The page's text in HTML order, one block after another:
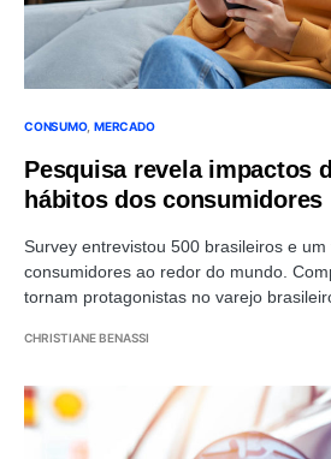
CONSUMO MERCADO
Pesquisa revela impactos
hábitos dos consumidores
Survey entrevistou 500 brasileiros e
consumidores ao redor do mundo.
tornam protagonistas no varejo
CHRISTIANE BENASSI